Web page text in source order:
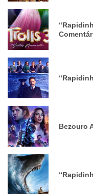
Bezouro